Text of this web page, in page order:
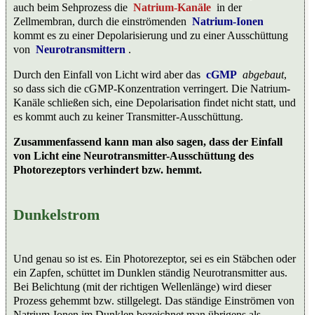
auch beim Sehprozess die Natrium-Kanäle in der
Zellmembran, durch die einströmenden Natrium-Ionen
kommt es zu einer Depolarisierung und zu einer Ausschüttung
von Neurotransmittern .
Durch den Einfall von Licht wird aber das cGMP abgebaut,
so dass sich die cGMP-Konzentration verringert. Die Natrium-
Kanäle schließen sich, eine Depolarisation findet nicht statt, und
es kommt auch zu keiner Transmitter-Ausschüttung.
Zusammenfassend kann man also sagen, dass der Einfall
von Licht eine Neurotransmitter-Ausschüttung des
Photorezeptors verhindert bzw. hemmt.
Dunkelstrom
Und genau so ist es. Ein Photorezeptor, sei es ein Stäbchen oder
ein Zapfen, schüttet im Dunklen ständig Neurotransmitter aus.
Bei Belichtung (mit der richtigen Wellenlänge) wird dieser
Prozess gehemmt bzw. stillgelegt. Das ständige Einströmen von